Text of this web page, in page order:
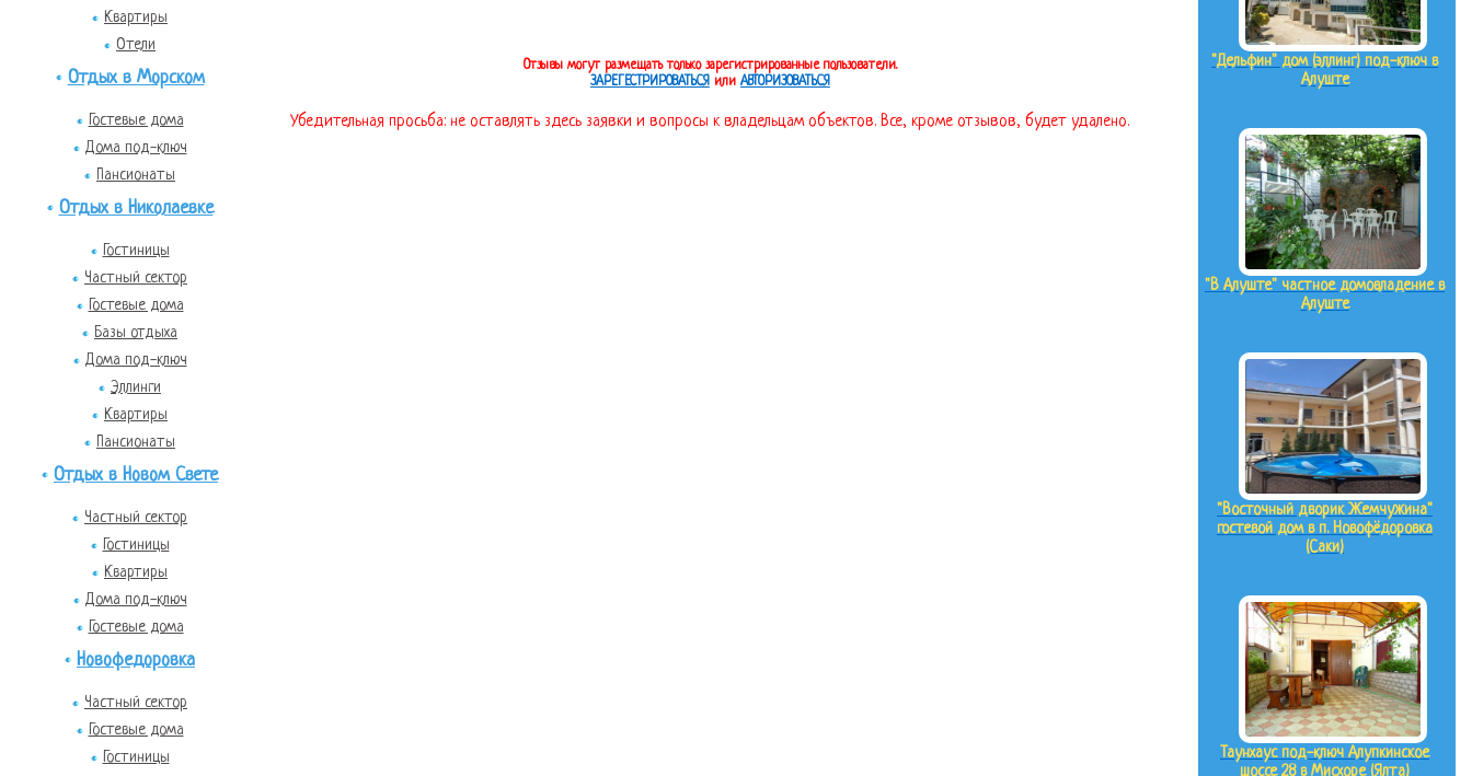
Квартиры
Отели
Отдых в Морском
Гостевые дома
Дома под-ключ
Пансионаты
Отдых в Николаевке
Гостиницы
Частный сектор
Гостевые дома
Базы отдыха
Дома под-ключ
Эллинги
Квартиры
Пансионаты
Отдых в Новом Свете
Частный сектор
Гостиницы
Квартиры
Дома под-ключ
Гостевые дома
Новофедоровка
Частный сектор
Гостевые дома
Гостиницы
Отзывы могут размещать только зарегистрированные пользователи.
ЗАРЕГЕСТРИРОВАТЬСЯили АВТОРИЗОВАТЬСЯ
Убедительная просьба: не оставлять здесь заявки и вопросы к владельцам объектов. Все, кроме отзывов, будет удалено.
"Дельфин" дом (эллинг) под-ключ в
Алуште
"В Алуште" частное домовладение в
Алуште
"Восточный дворик Жемчужина"
гостевой дом в п. Новофёдоровка
(Саки)
Таунхаус под-ключ Алупкинское
шоссе 28 в Мисхоре (Ялта)